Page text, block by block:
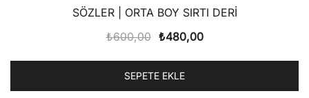
SÖZLER | ORTA BOY SIRTI DERİ
₺600,00 Orijinal
₺600,00.
₺480,00Şu
₺480,00.
SEPETE EKLE